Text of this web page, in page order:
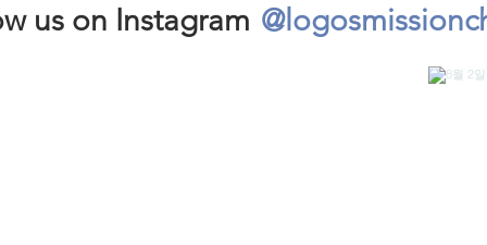
us on Instagram